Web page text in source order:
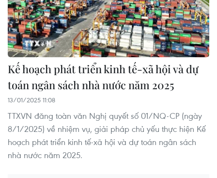
Kế hoạch phát triển kinh tế-xã hội và dự
toán ngân sách nhà nước năm 2025
13/01/2025 11:08
TTXVN đăng toàn văn Nghị quyết số 01/NQ-CP (ngày
8/1/2025) về nhiệm vụ, giải pháp chủ yếu thực hiện Kế
hoạch phát triển kinh tế-xã hội và dự toán ngân sách
nhà nước năm 2025.